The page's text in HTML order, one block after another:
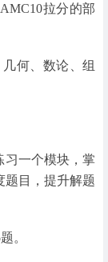
拉分的部
何、数论、组
习一个模块，掌
题目，提升解题
。